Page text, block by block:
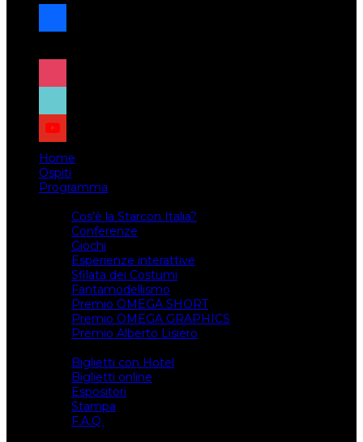
facebook
x
instagram
tiktok
youtube
Home
Ospiti
Programma
Cos’è la Starcon Italia?
Conferenze
Giochi
Esperienze interattive
Sfilata dei Costumi
Fantamodellismo
Premio OMEGA SHORT
Premio OMEGA GRAPHICS
Premio Alberto Lisiero
Biglietti con Hotel
Biglietti online
Espositori
Stampa
F.A.Q.